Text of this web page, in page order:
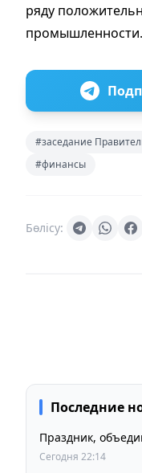
ряду
промышленности.
#заседание
#финансы
Бөлісу:
Последние
Праздник,
Сегодня 22:14